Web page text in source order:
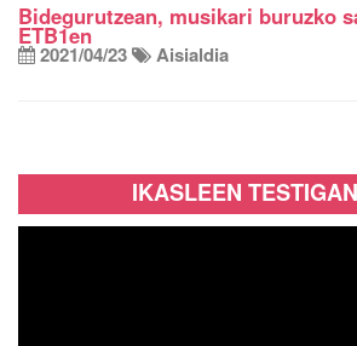
Bidegurutzean, musikari buruzko
ETB1en
2021/04/23 Aisialdia
IKASLEEN